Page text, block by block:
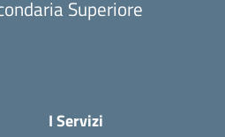
Superiore
I Servizi